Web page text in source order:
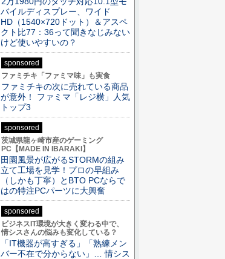
バイルディスプレー、ワイド
HD（1540×720ドット）＆アスペ
クト比77：36って聞きなじみない
けど使いやすいの？
sponsored
ファミチキ「ファミマ味」も実食
ファミチキの次に売れている商品
が意外！ ファミマ「レジ横」人気
トップ3
sponsored
茨城県龍ヶ崎市産のゲーミング
PC【MADE IN IBARAKI】
田園風景が広がるSTORMの組み
立て工場を見学！プロの早組み
（しかも丁寧）とBTO PCならで
はの特注PCパーツに大興奮
sponsored
ビジネスIT環境が大きく変わる中で、
情シスさんの悩みも変化している？
「IT機器が高すぎる」「熟練メン
バー不在で分からない」… 情シス